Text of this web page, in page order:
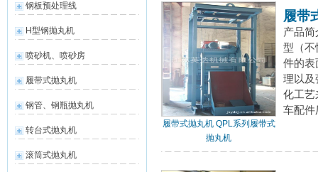
钢板预处理线
H型钢抛丸机
喷砂机、喷砂房
履带式抛丸机
钢管、钢瓶抛丸机
转台式抛丸机
滚筒式抛丸机
履带式抛丸机 QPL系列履带式
抛丸机
履带
产品
型（不
件的表
理以及
化工艺
车配